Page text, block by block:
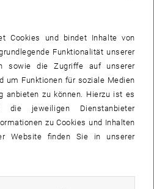
Bild
Cookies und bindet Inhalte von
Funktionalität unserer
sowie die Zugriffe auf unserer
um Funktionen für soziale Medien
anbieten zu können. Hierzu ist es
die jeweiligen Dienstanbieter
zu Cookies und Inhalten
Website finden Sie in unserer